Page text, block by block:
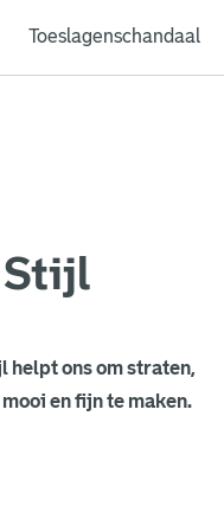
Toeslagenschandaal
Stijl
helpt ons om straten,
en fijn te maken.